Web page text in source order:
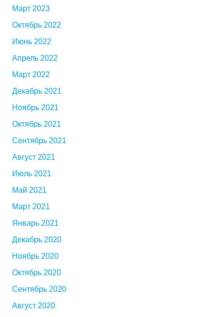
Март 2023
Октябрь 2022
Июнь 2022
Апрель 2022
Март 2022
Декабрь 2021
Ноябрь 2021
Октябрь 2021
Сентябрь 2021
Август 2021
Июль 2021
Май 2021
Март 2021
Январь 2021
Декабрь 2020
Ноябрь 2020
Октябрь 2020
Сентябрь 2020
Август 2020